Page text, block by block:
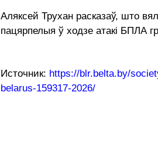
Аляксей Трухан расказаў, што
пацярпелыя ў ходзе атакі БПЛА
Источник: https://blr.belta.by/
belarus-159317-2026/